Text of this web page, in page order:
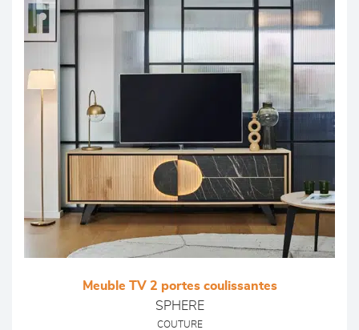
Meuble TV 2 portes coulissantes
SPHERE
COUTURE